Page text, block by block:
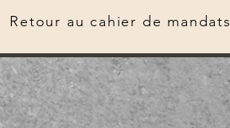
Retour au cahier de mandats